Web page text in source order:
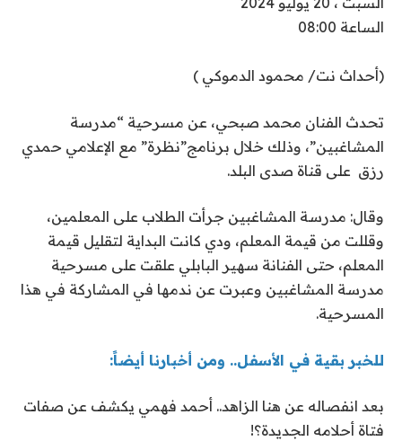
الساعة 08:00
(أحداث نت/ محمود الدموكي )
تحدث الفنان محمد صبحي، عن مسرحية “مدرسة
المشاغبين”، وذلك خلال برنامج”نظرة” مع الإعلامي حمدي
رزق على قناة صدى البلد.
وقال: مدرسة المشاغبين جرأت الطلاب على المعلمين،
وقللت من قيمة المعلم، ودي كانت البداية لتقليل قيمة
المعلم، حتى الفنانة سهير البابلي علقت على مسرحية
مدرسة المشاغبين وعبرت عن ندمها في المشاركة في هذا
المسرحية.
للخبر بقية في الأسفل.. ومن أخبارنا أيضاً:
بعد انفصاله عن هنا الزاهد.. أحمد فهمي يكشف عن صفات
فتاة أحلامه الجديدة؟!